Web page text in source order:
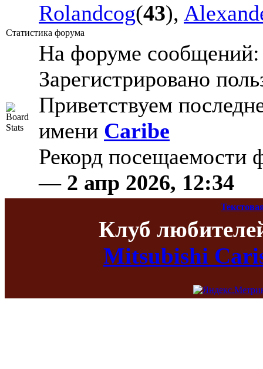
Rolandcog(43),
Статистика форума
На форуме
Зарегистрировано
Приветствуем
имени Caribe
Рекорд
— 2 апр 2026, 12:34
Клуб
Mitsubishi